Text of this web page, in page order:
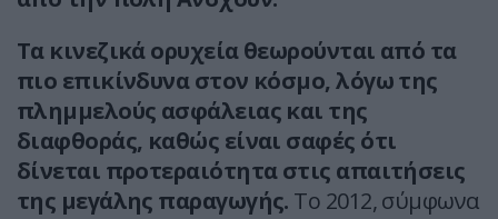
Τα κινεζικά ορυχεία θεωρούνται από τα
πιο επικίνδυνα στον κόσμο, λόγω της
πλημμελούς ασφάλειας και της
διαφθοράς, καθώς είναι σαφές ότι
δίνεται προτεραιότητα στις απαιτήσεις
της μεγάλης παραγωγής. Το 2012, σύμφωνα